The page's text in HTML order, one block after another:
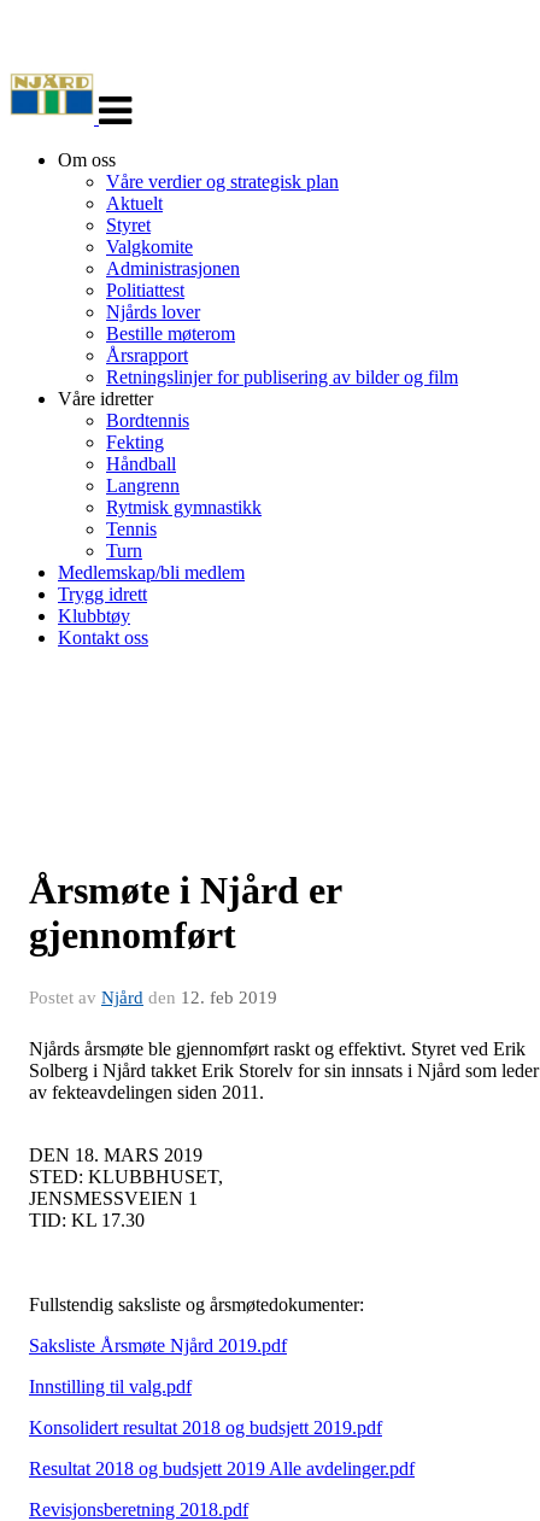
navigasjon
Om oss
Våre verdier og strategisk plan
Aktuelt
Styret
Valgkomite
Administrasjonen
Politiattest
Njårds lover
Bestille møterom
Årsrapport
Retningslinjer for publisering av bilder og film
Våre idretter
Bordtennis
Fekting
Håndball
Langrenn
Rytmisk gymnastikk
Tennis
Turn
Medlemskap/bli medlem
Trygg idrett
Klubbtøy
Kontakt oss
Årsmøte i Njård er
gjennomført
Postet av Njård den 12. feb 2019
Njårds årsmøte ble gjennomført raskt og effektivt. Styret ved Erik
Solberg i Njård takket Erik Storelv for sin innsats i Njård som leder
av fekteavdelingen siden 2011.
DEN 18. MARS 2019
STED: KLUBBHUSET,
JENSMESSVEIEN 1
TID: KL 17.30
Fullstendig saksliste og årsmøtedokumenter:
Saksliste Årsmøte Njård 2019.pdf
Innstilling til valg.pdf
Konsolidert resultat 2018 og budsjett 2019.pdf
Resultat 2018 og budsjett 2019 Alle avdelinger.pdf
Revisjonsberetning 2018.pdf